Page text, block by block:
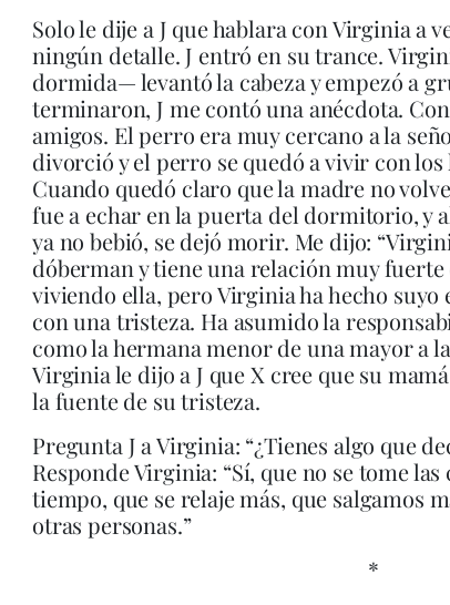
Solo le dije a J que hablara con Virginia a
ningún detalle. J entró en su trance.
dormida— levantó la cabeza y empezó a
terminaron, J me contó una anécdota.
amigos. El perro era muy cercano a la
divorció y el perro se quedó a vivir con
Cuando quedó claro que la madre no
fue a echar en la puerta del dormitorio, y
ya no bebió, se dejó morir. Me dijo:
dóberman y tiene una relación muy fuerte
viviendo ella, pero Virginia ha hecho
con una tristeza. Ha asumido la
como la hermana menor de una mayor a
Virginia le dijo a J que X cree que su
la fuente de su tristeza.
Pregunta J a Virginia: “¿Tienes algo que
Responde Virginia: “Sí, que no se tome
tiempo, que se relaje más, que salgamos
otras personas.”
*